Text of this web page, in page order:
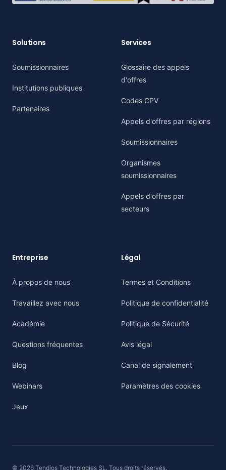
Solutions
Soumissionnaires
Institutions publiques
Partenaires
Services
Glossaire des appels
d'offres
Codes CPV
Appels d'offres par régions
Soumissionnaires
Organismes
soumissionnaires
Appels d'offres par
secteurs
Entreprise
À propos de nous
Travaillez avec nous
Académie
Questions fréquentes
Blog
Webinars
Jeux
Légal
Termes et Conditions
Politique de confidentialité
Politique de Sécurité
Avis légal
Canal de signalement
Paramètres des cookies
© 2026 Tendios Technologies SL. Tous droits réservés.